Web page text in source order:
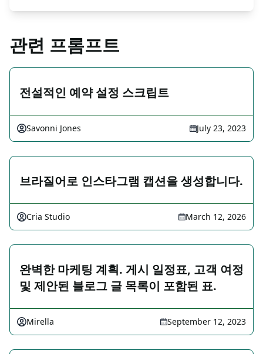
관련 프롬프트
전설적인 예약 설정 스크립트
Savonni Jones July 23, 2023
브라질어로 인스타그램 캡션을 생성합니다.
Cria Studio March 12, 2026
완벽한 마케팅 계획. 게시 일정표, 고객 여정
및 제안된 블로그 글 목록이 포함된 표.
Mirella September 12, 2023